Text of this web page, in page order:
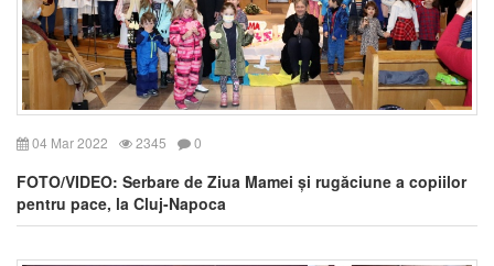
04 Mar 2022 2345 0
FOTO/VIDEO: Serbare de Ziua Mamei și rugăciune a copiilor
pentru pace, la Cluj-Napoca